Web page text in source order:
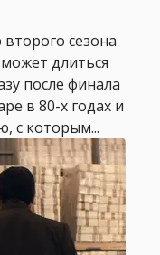
сезона
длиться
после финала
в 80-х годах и
с которым...